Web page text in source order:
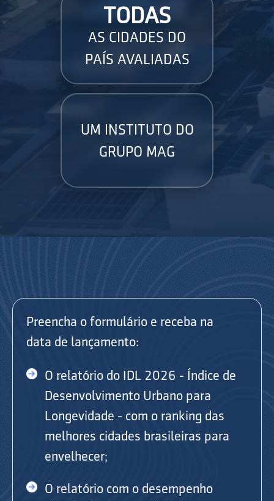
TODAS
AS CIDADES DO
PAÍS AVALIADAS
UM INSTITUTO DO
GRUPO MAG
Preencha o formulário e receba na
data de lançamento:
O relatório do IDL 2026 - Índice de
Desenvolvimento Urbano para
Longevidade - com o ranking das
melhores cidades brasileiras para
envelhecer;
O relatório com o desempenho